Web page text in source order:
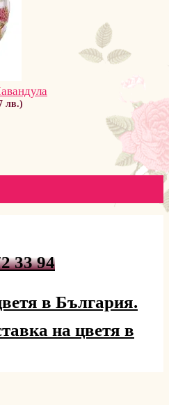
лв.)
33 94
в България.
на цветя в